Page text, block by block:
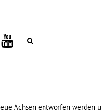
Achsen entworfen werden